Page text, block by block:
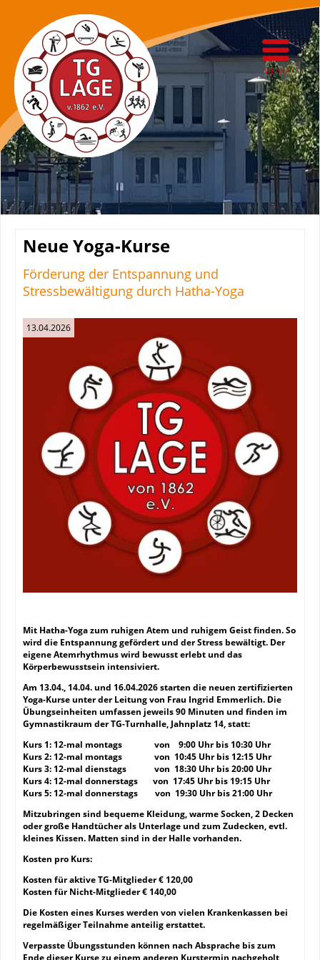
MENÜ
Neue Yoga-Kurse
Förderung der Entspannung und
Stressbewältigung durch Hatha-Yoga
13.04.2026
Mit Hatha-Yoga zum ruhigen Atem und ruhigem Geist finden. So
wird die Entspannung gefördert und der Stress bewältigt. Der
eigene Atemrhythmus wird bewusst erlebt und das
Körperbewusstsein intensiviert.
Am 13.04., 14.04. und 16.04.2026 starten die neuen zertifizierten
Yoga-Kurse unter der Leitung von Frau Ingrid Emmerlich. Die
Übungseinheiten umfassen jeweils 90 Minuten und finden im
Gymnastikraum der TG-Turnhalle, Jahnplatz 14, statt:
Kurs 1: 12-mal montags von 9:00 Uhr bis 10:30 Uhr
Kurs 2: 12-mal montags von 10:45 Uhr bis 12:15 Uhr
Kurs 3: 12-mal dienstags von 18:30 Uhr bis 20:00 Uhr
Kurs 4: 12-mal donnerstags von 17:45 Uhr bis 19:15 Uhr
Kurs 5: 12-mal donnerstags von 19:30 Uhr bis 21:00 Uhr
Mitzubringen sind bequeme Kleidung, warme Socken, 2 Decken
oder große Handtücher als Unterlage und zum Zudecken, evtl.
kleines Kissen. Matten sind in der Halle vorhanden.
Kosten pro Kurs:
Kosten für aktive TG-Mitglieder € 120,00
Kosten für Nicht-Mitglieder € 140,00
Die Kosten eines Kurses werden von vielen Krankenkassen bei
regelmäßiger Teilnahme anteilig erstattet.
Verpasste Übungsstunden können nach Absprache bis zum
Ende dieser Kurse zu einem anderen Kurstermin nachgeholt